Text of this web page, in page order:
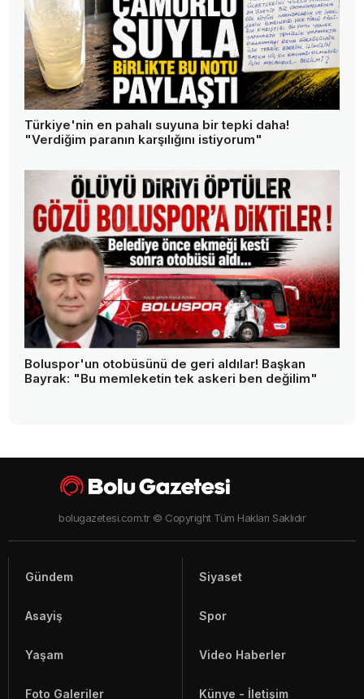
Türkiye'nin en pahalı suyuna bir tepki daha!
"Verdiğim paranın karşılığını istiyorum"
Boluspor'un otobüsünü de geri aldılar! Başkan
Bayrak: "Bu memleketin tek askeri ben değilim"
bolugazetesi.com.tr © Copyright Tüm Hakları Saklıdır
Gündem Siyaset
Asayiş Spor
Yaşam Video Haberler
Foto Galeriler Künye - İletişim